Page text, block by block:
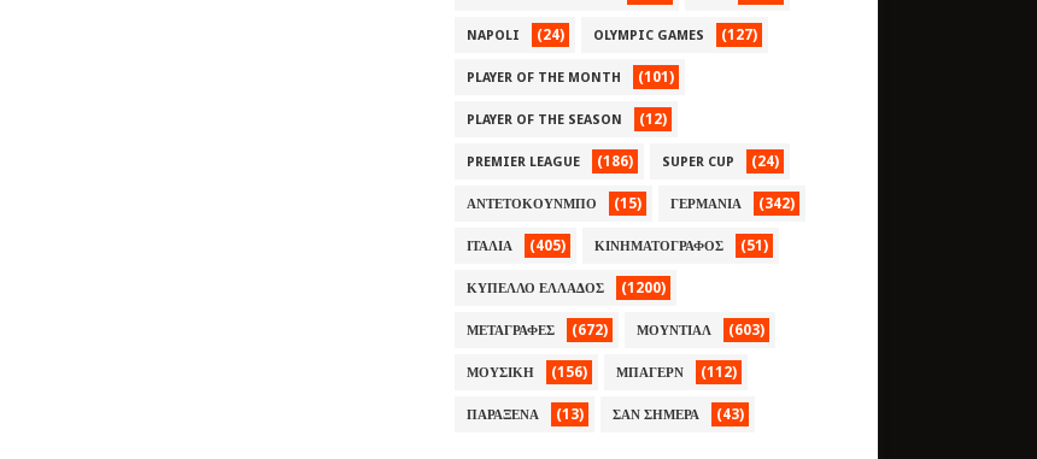
NAPOLI (24) OLYMPIC GAMES (127)
PLAYER OF THE MONTH (101)
PLAYER OF THE SEASON (12)
PREMIER LEAGUE (186) SUPER CUP (24)
ΑΝΤΕΤΟΚΟΥΝΜΠΟ (15) ΓΕΡΜΑΝΙΑ (342)
ΙΤΑΛΙΑ (405) ΚΙΝΗΜΑΤΟΓΡΑΦΟΣ (51)
ΚΥΠΕΛΛΟ ΕΛΛΑΔΟΣ (1200)
ΜΕΤΑΓΡΑΦΕΣ (672) ΜΟΥΝΤΙΑΛ (603)
ΜΟΥΣΙΚΗ (156) ΜΠΑΓΕΡΝ (112)
ΠΑΡΑΞΕΝΑ (13) ΣΑΝ ΣΗΜΕΡΑ (43)